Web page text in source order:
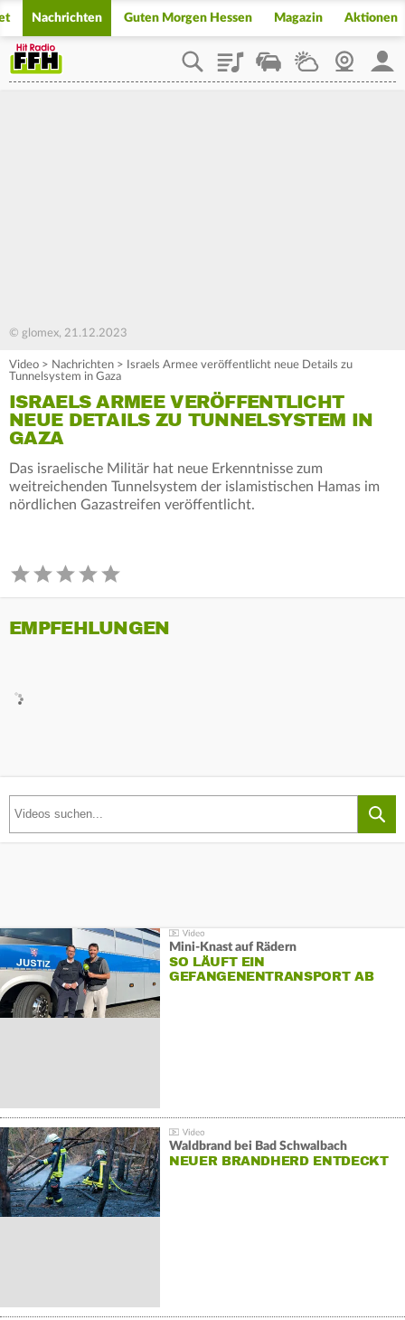
Nachrichten Guten Morgen Hessen Magazin Aktionen
PlaylistStaupilotWetterWebcam
© glomex, 21.12.2023
Video > Nachrichten >
Israels Armee veröffentlicht neue Details zu
Tunnelsystem in Gaza
ISRAELS ARMEE VERÖFFENTLICHT
NEUE DETAILS ZU TUNNELSYSTEM IN
GAZA
Das israelische Militär hat neue Erkenntnisse zum
weitreichenden Tunnelsystem der islamistischen Hamas im
nördlichen Gazastreifen veröffentlicht.
EMPFEHLUNGEN
Mini-Knast auf Rädern
SO LÄUFT EIN
GEFANGENENTRANSPORT AB
Waldbrand bei Bad Schwalbach
NEUER BRANDHERD ENTDECKT